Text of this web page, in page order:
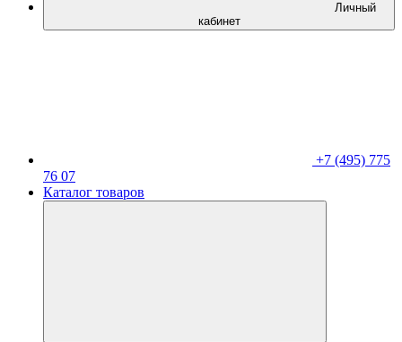
Личный
кабинет
+7 (495) 775
76 07
Каталог товаров